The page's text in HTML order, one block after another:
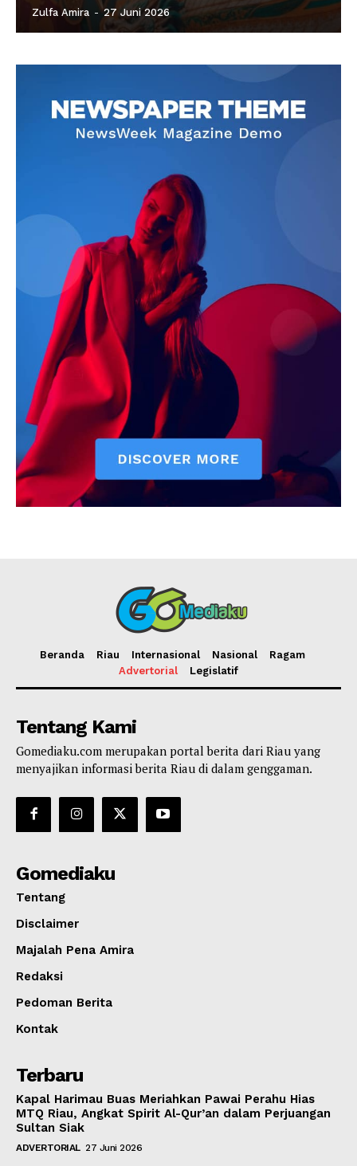
Zulfa Amira - 27 Juni 2026
Beranda Riau Internasional Nasional
Ragam
Advertorial
Legislatif
Tentang Kami
Gomediaku.com merupakan portal berita dari Riau yang
menyajikan informasi berita Riau di dalam genggaman.
Gomediaku
Tentang
Disclaimer
Majalah Pena Amira
Redaksi
Pedoman Berita
Kontak
Terbaru
Kapal Harimau Buas Meriahkan Pawai Perahu Hias
MTQ Riau, Angkat Spirit Al-Qur’an dalam Perjuangan
Sultan Siak
ADVERTORIAL 27 Juni 2026